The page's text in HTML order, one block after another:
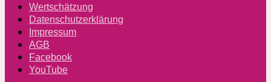
Wertschätzung
Datenschutzerklärung
Impressum
AGB
Facebook
YouTube